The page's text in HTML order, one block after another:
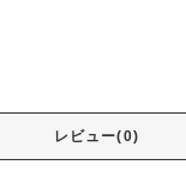
レビュー(0)